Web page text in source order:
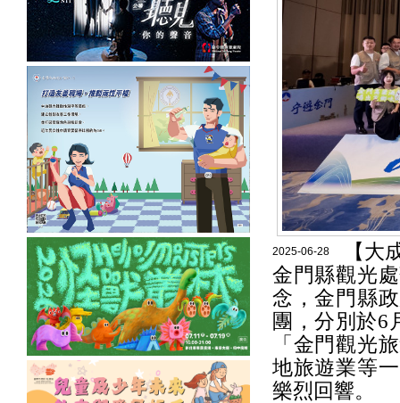
2025-06-28
【大
金門縣觀光
念，金門縣
團，分別於6
「金門觀光
地旅遊業等
樂烈回響。